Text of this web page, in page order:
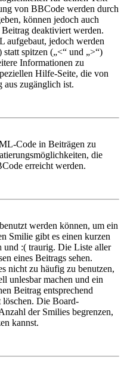
von BBCode werden durch
können jedoch auch
deaktiviert werden.
jedoch werden
spitzen („<“ und „>“)
Informationen zu
Hilfe-Seite, die von
aus zugänglich ist.
Code in Beiträgen zu
die
erreicht werden.
werden können, um ein
Smilie gibt es einen kurzen
und :( traurig. Die Liste aller
eines Beitrags sehen.
nicht zu häufig zu benutzen,
unlesbar machen und ein
Beitrag entsprechend
löschen. Die Board-
der Smilies begrenzen,
kannst.